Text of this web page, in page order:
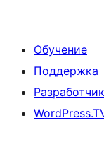
Обучение
Поддержка